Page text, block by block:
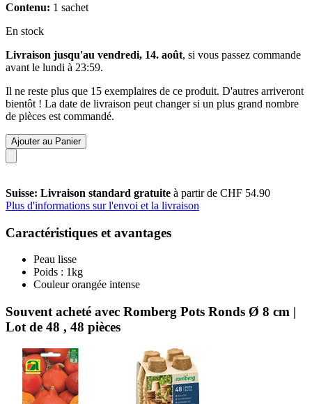
Contenu: 1 sachet
En stock
Livraison jusqu'au vendredi, 14. août, si vous passez commande
avant le lundi à 23:59.
Il ne reste plus que 15 exemplaires de ce produit. D'autres arriveront
bientôt ! La date de livraison peut changer si un plus grand nombre
de pièces est commandé.
Ajouter au Panier
Suisse: Livraison standard gratuite à partir de CHF 54.90
Plus d'informations sur l'envoi et la livraison
Caractéristiques et avantages
Peau lisse
Poids : 1kg
Couleur orangée intense
Souvent acheté avec Romberg Pots Ronds Ø 8 cm |
Lot de 48 , 48 pièces